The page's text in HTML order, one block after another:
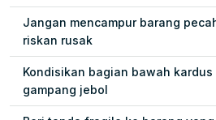
Jangan mencampur barang
riskan rusak
Kondisikan bagian bawah
gampang jebol